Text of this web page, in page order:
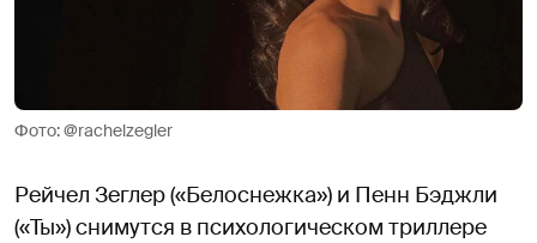
Фото: @rachelzegler
Рейчел Зеглер («Белоснежка») и Пенн Бэджли
(«Ты») снимутся в психологическом триллере